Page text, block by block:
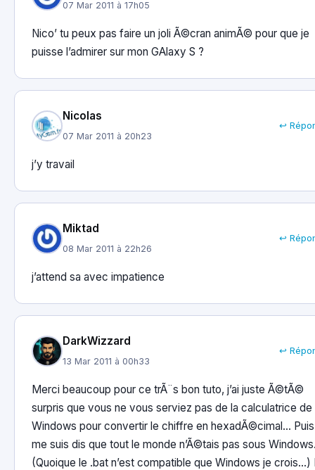
07 Mar 2011 à 17h05
Nico’ tu peux pas faire un joli Ã©cran animÃ© pour que je
puisse l’admirer sur mon GAlaxy S ?
Nicolas
07 Mar 2011 à 20h23
↩
j’y travail
Miktad
08 Mar 2011 à 22h26
↩
j’attend sa avec impatience
DarkWizzard
13 Mar 2011 à 00h33
↩
Merci beaucoup pour ce trÃ¨s bon tuto, j’ai juste Ã©tÃ©
surpris que vous ne vous serviez pas de la calculatrice de
Windows pour convertir le chiffre en hexadÃ©cimal…
me suis dis que tout le monde n’Ã©tais pas sous
(Quoique le .bat n’est compatible que Windows je crois…)